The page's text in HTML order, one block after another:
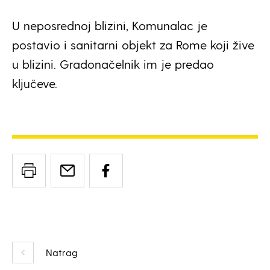
Natrag
U neposrednoj blizini, Komunalac je
postavio i sanitarni objekt za Rome koji žive
u blizini. Gradonačelnik im je predao
ključeve.